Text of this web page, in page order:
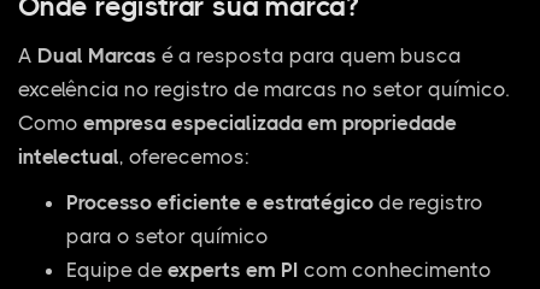
A Dual Marcas é a resposta para quem busca
excelência no registro de marcas no setor químico.
Como empresa especializada em propriedade
intelectual, oferecemos:
Processo eficiente e estratégico de registro
para o setor químico
Equipe de experts em PI com conhecimento